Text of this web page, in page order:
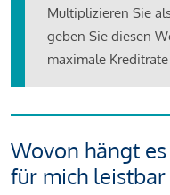
Multiplizieren Sie
geben Sie diesen
maximale
Wovon hängt
für mich leistbar